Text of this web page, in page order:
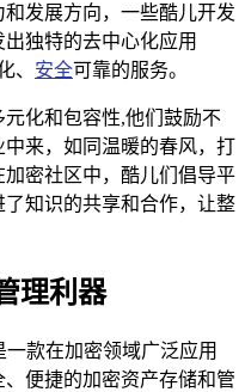
发展方向，一些酷儿开发
独特的去中心化应用
、 安全可靠的服务。
化和包容性,他们鼓励不
来，如同温暖的春风，打
密社区中，酷儿们倡导平
知识的共享和合作，让整
理利器
一款在加密领域广泛应用
便捷的加密资产存储和管